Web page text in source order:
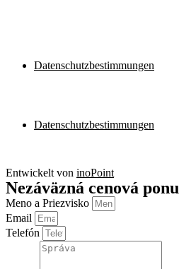
Datenschutzbestimmungen
Datenschutzbestimmungen
Entwickelt von inoPoint
Nezáväzná cenová
Meno a Priezvisko
Email
Telefón